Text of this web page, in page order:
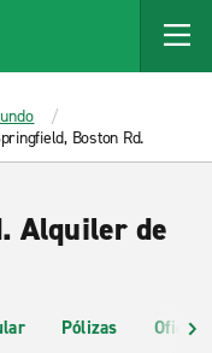
Boston Rd.
Alquiler de
Pólizas